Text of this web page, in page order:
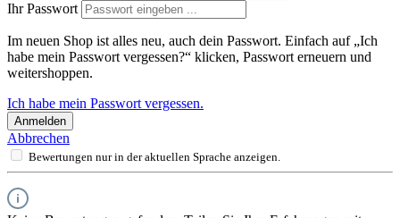
Ihr Passwort
Im neuen Shop ist alles neu, auch dein Passwort. Einfach auf „Ich
habe mein Passwort vergessen?“ klicken, Passwort erneuern und
weitershoppen.
Ich habe mein Passwort vergessen.
Anmelden
Abbrechen
Bewertungen nur in der aktuellen Sprache anzeigen.